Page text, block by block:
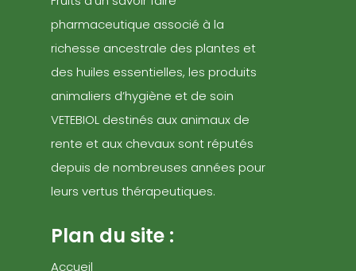
pharmaceutique associé à la
richesse ancestrale des plantes et
des huiles essentielles, les produits
animaliers d’hygiène et de soin
VETEBIOL destinés aux animaux de
rente et aux chevaux sont réputés
depuis de nombreuses années pour
leurs vertus thérapeutiques.
Plan du site :
Accueil